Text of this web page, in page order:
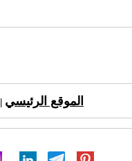
الموقع الرئيسي